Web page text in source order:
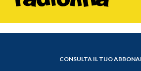
CONSULTA IL TUO